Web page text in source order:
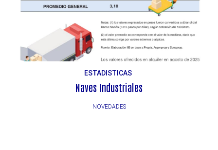
ESTADISTICAS
Naves Industriales
NOVEDADES